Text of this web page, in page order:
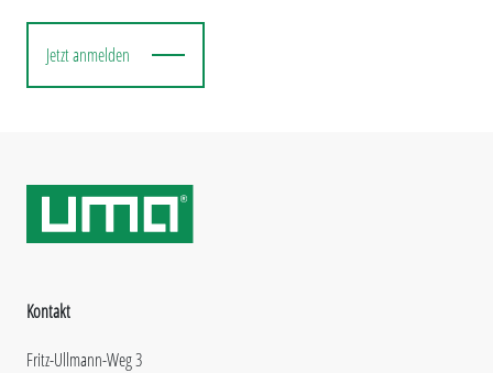
Jetzt anmelden
Kontakt
Fritz-Ullmann-Weg 3